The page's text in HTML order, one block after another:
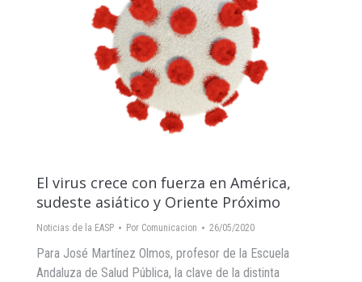
El virus crece con fuerza en América,
sudeste asiático y Oriente Próximo
Noticias de la EASP Por Comunicacion 26/05/2020
Para José Martínez Olmos, profesor de la Escuela
Andaluza de Salud Pública, la clave de la distinta